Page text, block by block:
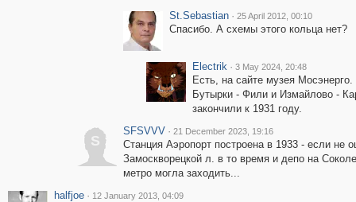
St.Sebastian · 25 April 2012, 00:10
Спасибо. А схемы этого кольца нет?
Electrik · 3 May 2024, 20:48
Есть, на сайте музея
Бутырки - Фили и Измайлово -
закончили к 1931 году.
S
SFSVVV · 21 December 2023, 19:16
Станция Аэропорт построена в 1933 - если не
Замоскворецкой л. в то время и депо на
метро могла заходить...
halfjoe · 12 January 2013, 04:09